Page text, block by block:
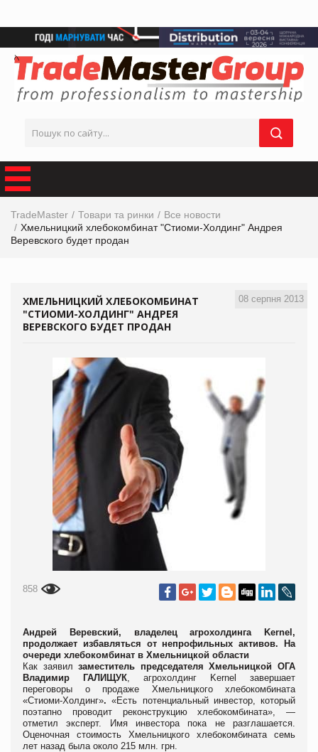
TradeMaster Товари та ринки
Все новости
Хмельницкий хлебокомбинат "Стиоми-Холдинг" Андрея
Веревского будет продан
08 серпня 2013
ХМЕЛЬНИЦКИЙ ХЛЕБОКОМБИНАТ
"СТИОМИ-ХОЛДИНГ" АНДРЕЯ
ВЕРЕВСКОГО БУДЕТ ПРОДАН
858
Андрей Веревский, владелец
агрохолдинга Kernel,
продолжает избавляться от непрофильных активов. На
очереди хлебокомбинат в Хмельницкой области
Как заявилзаместитель председателя Хмельницкой ОГА
Владимир ГАЛИЩУК
агрохолдинг Kernel завершает
переговоры о продаже Хмельницкого хлебокомбината
«Стиоми-Холдинг».«Есть потенциальный инвестор, который
поэтапно проводит реконструкцию хлебокомбината», —
отметил эксперт. Имя инвестора пока не разглашается.
Оценочная стоимость Хмельницкого хлебокомбината семь
лет назад была около 215 млн. грн.